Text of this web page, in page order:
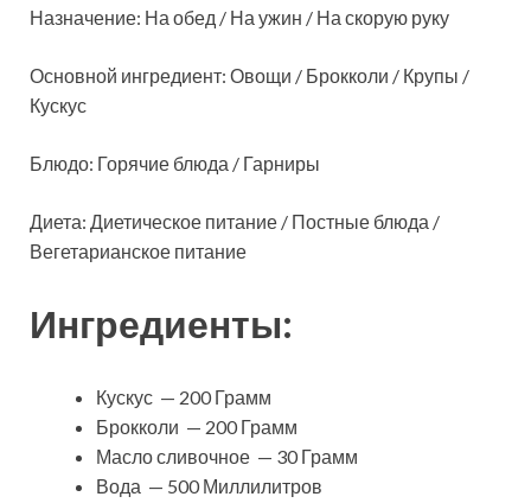
Назначение: На обед / На ужин / На скорую руку
Основной ингредиент: Овощи / Брокколи / Крупы /
Кускус
Блюдо: Горячие блюда / Гарниры
Диета: Диетическое питание / Постные блюда /
Вегетарианское питание
Ингредиенты:
Кускус — 200 Грамм
Брокколи — 200 Грамм
Масло сливочное — 30 Грамм
Вода — 500 Миллилитров